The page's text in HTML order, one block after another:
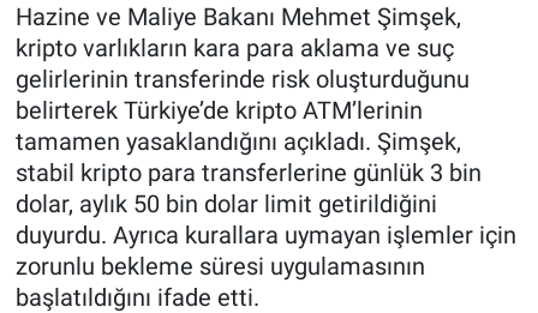
Hazine ve Maliye Bakanı Mehmet Şimşek,
kripto varlıkların kara para aklama ve suç
gelirlerinin transferinde risk oluşturduğunu
belirterek Türkiye’de kripto ATM’lerinin
tamamen yasaklandığını açıkladı. Şimşek,
stabil kripto para transferlerine günlük 3 bin
dolar, aylık 50 bin dolar limit getirildiğini
duyurdu. Ayrıca kurallara uymayan işlemler için
zorunlu bekleme süresi uygulamasının
başlatıldığını ifade etti.
Tüm Manşetler
Son Dakika Haberleri
Haber Arşivi